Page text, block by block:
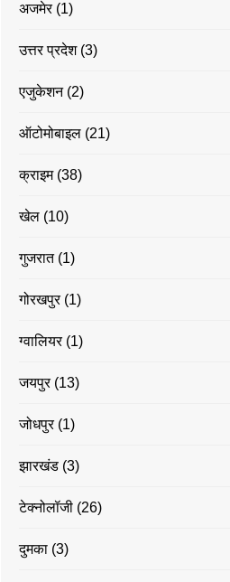
अजमेर(1)
उत्तर प्रदेश(3)
एजुकेशन(2)
ऑटोमोबाइल (21)
क्राइम(38)
खेल (10)
गुजरात(1)
गोरखपुर(1)
ग्वालियर(1)
जयपुर(13)
जोधपुर(1)
झारखंड (3)
टेक्नोलॉजी (26)
दुमका (3)